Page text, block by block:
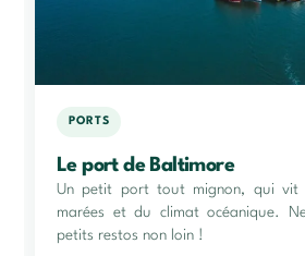
PORTS
Le port de Baltimore
Un petit port tout mignon, qui vit
marées et du climat océanique.
petits restos non loin !